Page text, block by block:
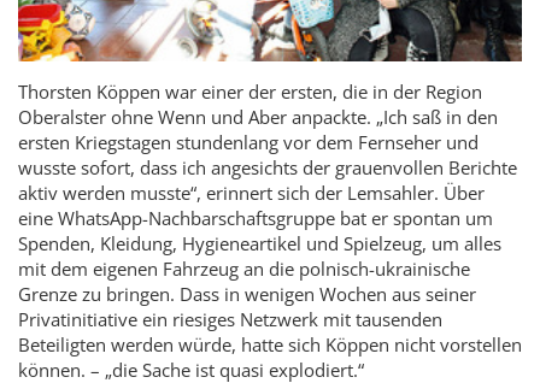
Thorsten Köppen war einer der ersten, die in der Region
Oberalster ohne Wenn und Aber anpackte. „Ich saß in den
ersten Kriegstagen stundenlang vor dem Fernseher und
wusste sofort, dass ich angesichts der grauenvollen Berichte
aktiv werden musste“, erinnert sich der Lemsahler. Über
eine WhatsApp-Nachbarschaftsgruppe bat er spontan um
Spenden, Kleidung, Hygieneartikel und Spielzeug, um alles
mit dem eigenen Fahrzeug an die polnisch-ukrainische
Grenze zu bringen. Dass in wenigen Wochen aus seiner
Privatinitiative ein riesiges Netzwerk mit tausenden
Beteiligten werden würde, hatte sich Köppen nicht vorstellen
können. – „die Sache ist quasi explodiert.“